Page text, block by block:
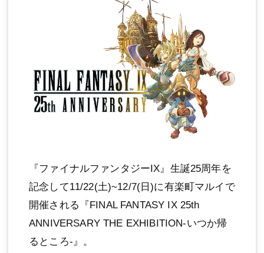
『ファイナルファンタジーIX』生誕25周年を
記念して11/22(土)~12/7(日)に有楽町マルイで
開催される『FINAL FANTASY IX 25th
ANNIVERSARY THE EXHIBITION‐いつか帰
るところ‐』。